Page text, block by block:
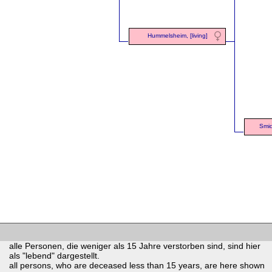
Hummelsheim, [living]
alle Personen, die weniger als 15 Jahre verstorben sind, sind hier
als "lebend" dargestellt.
all persons, who are deceased less than 15 years, are here shown